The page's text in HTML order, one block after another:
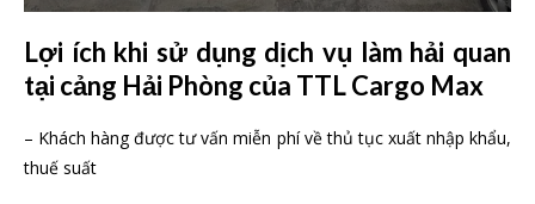
Lợi ích khi sử dụng dịch vụ làm hải quan
tại cảng Hải Phòng của TTL Cargo Max
– Khách hàng được tư vấn miễn phí về thủ tục xuất nhập khẩu,
thuế suất